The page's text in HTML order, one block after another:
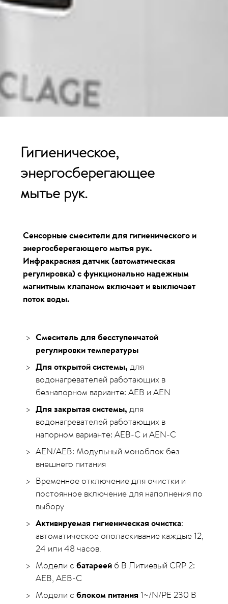
Гигиеническое,
энергосберегающее
мытье рук.
Сенсорные смесители для гигиенического и
энергосберегающего мытья рук.
Инфракрасная датчик (автоматическая
регулировка) с функционально надежным
магнитным клапаном включает и выключает
поток воды.
Смеситель для бесступенчатой
регулировки температуры
Для открытой системы, для
водонагревателей работающих в
безнапорном варианте: AEB и AEN
Для закрытая системы, для
водонагревателей работающих в
напорном варианте: AEB-C и AEN-C
AEN/AEB: Модульный моноблок без
внешнего питания
Временное отключение для очистки и
постоянное включение для наполнения по
выбору
Активируемая гигиеническая очистка:
автоматическое ополаскивание каждые 12,
24 или 48 часов.
Модели с батареей 6 В Литиевый CRP 2:
AEB, AEB-C
Модели с блоком питания 1~/N/PE 230 В